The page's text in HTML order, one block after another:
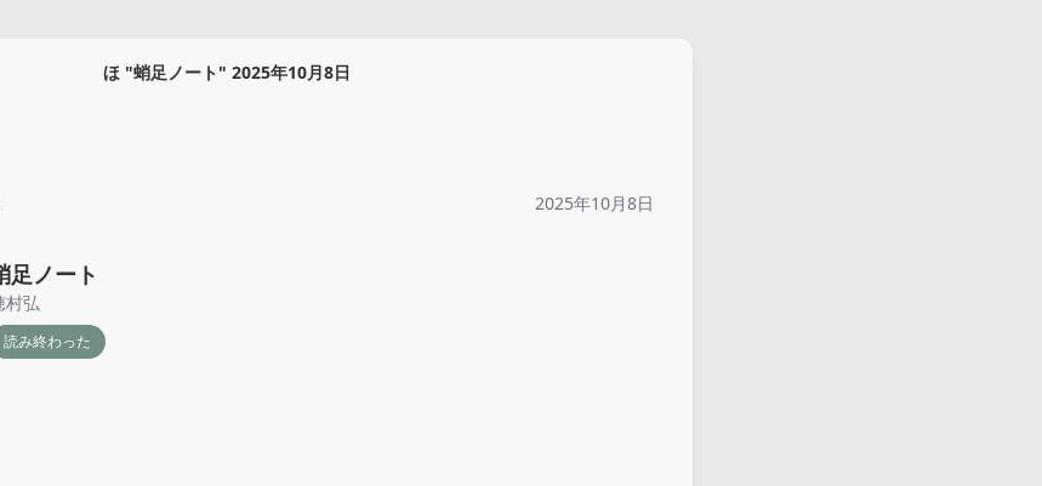
ほ "蛸足ノート" 2025年10月8日
2025年10月8日
足ノート
村弘
読み終わった